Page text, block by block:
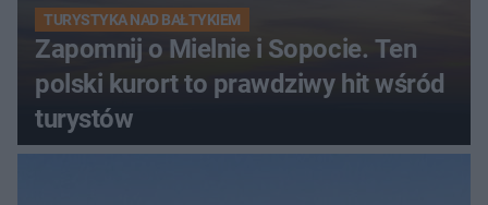
TURYSTYKA NAD BAŁTYKIEM
Zapomnij o Mielnie i Sopocie. Ten
polski kurort to prawdziwy hit wśród
turystów